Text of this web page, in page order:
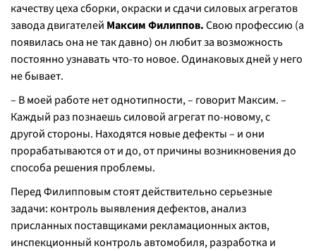
качеству цеха сборки, окраски и сдачи силовых агрегатов
завода двигателей Максим Филиппов.Свою профессию (а
появилась она не так давно) он любит за возможность
постоянно узнавать что-то новое. Одинаковых дней у него
не бывает.
– В моей работе нет однотипности, – говорит Максим. –
Каждый раз познаешь силовой агрегат по-новому, с
другой стороны. Находятся новые дефекты – и они
прорабатываются от и до, от причины возникновения до
способа решения проблемы.
Перед Филипповым стоят действительно серьезные
задачи: контроль выявления дефектов, анализ
присланных поставщиками рекламационных актов,
инспекционный контроль автомобиля, разработка и